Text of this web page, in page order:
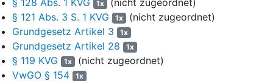
Sondervermögen seien Vermögensteile der Gemeinde, die
getrennt vom freien Gemeindevermögen zu bewirtschaften und
nachzuweisen seien. Die Eigenbetriebe seien zwar rechtlich
unselbstständig, aber finanzwirtschaftlich und organisatorisch
selbstständig. Für diese Sondervermögen könnten gemäß
KVGLSA Sonderkassen eingerichtet werden. Eine Verwendung
1x
§ 121 Abs. 3 S. 1 KVG
1x (nicht zugeordnet)
Grundgesetz Artikel 3
1x
Grundgesetz Artikel 28 1x
§ 119 KVG 1x (nicht zugeordnet)
VwGO § 154
1x